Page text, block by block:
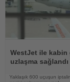
Oku
WestJet ile kabin
uzlaşma sağlandı
Yaklaşık 600 uçuşun